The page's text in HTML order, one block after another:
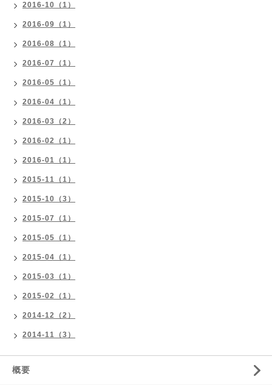
2016-10（1）
2016-09（1）
2016-08（1）
2016-07（1）
2016-05（1）
2016-04（1）
2016-03（2）
2016-02（1）
2016-01（1）
2015-11（1）
2015-10（3）
2015-07（1）
2015-05（1）
2015-04（1）
2015-03（1）
2015-02（1）
2014-12（2）
2014-11（3）
概要